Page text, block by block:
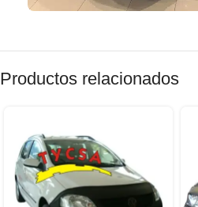
Productos relacionados